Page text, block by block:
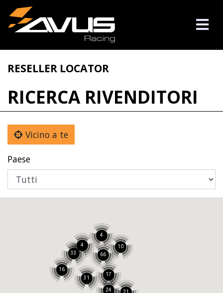
RESELLER LOCATOR
RICERCA RIVENDITORI
Vicino a te
Paese
66
31
24
16
17
33
4
10
4